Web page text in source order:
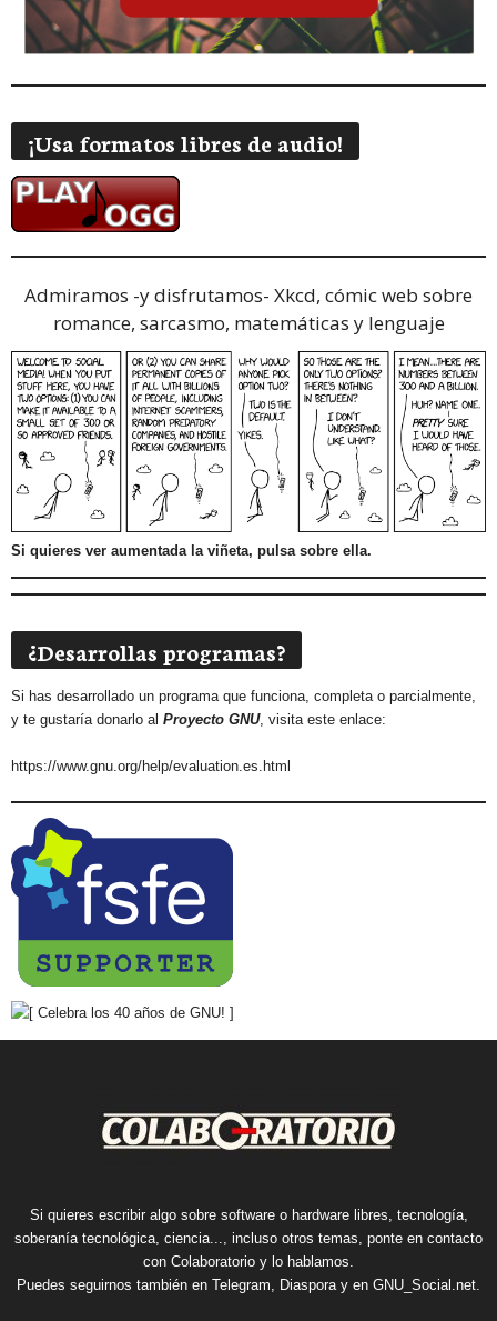
¡Usa formatos libres de audio!
Admiramos -y disfrutamos- Xkcd, cómic web sobre
romance, sarcasmo, matemáticas y lenguaje
Si quieres ver aumentada la viñeta, pulsa sobre ella.
¿Desarrollas programas?
Si has desarrollado un programa que funciona, completa o parcialmente,
y te gustaría donarlo al Proyecto GNU, visita este enlace:
https://www.gnu.org/help/evaluation.es.html
Si quieres escribir algo sobre software o hardware libres, tecnología,
soberanía tecnológica, ciencia..., incluso otros temas, ponte en contacto
con Colaboratorio y lo hablamos.
Puedes seguirnos también en Telegram, Diasporay en GNU_Social.net.